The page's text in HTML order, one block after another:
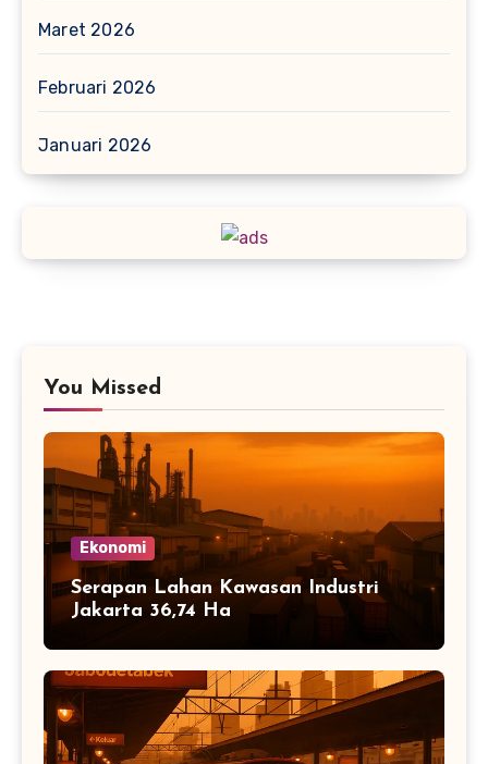
Maret 2026
Februari 2026
Januari 2026
You Missed
Ekonomi
Serapan Lahan Kawasan Industri
Jakarta 36,74 Ha